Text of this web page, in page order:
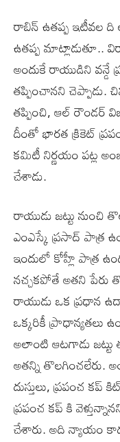
రాబిన్ ఉతప్ప ఇటీవల ది
ఉతప్ప మాట్లాడుతూ..
అందుకే రాయుడిని వన్డే
తప్పించానని చెప్పాడు.
తప్పించి, ఆల్ రౌండర్
దీంతో భారత క్రికెట్
కమిటీ నిర్ణయం పట్ల
చేశాడు.
రాయుడు జట్టు
ఎంఎస్కే ప్రసాద్ పాత్ర
ఇందులో కోహ్లీ పాత్ర
నచ్చకపోతే అతని పేరు
రాయుడు ఒక ప్రధాన
ఒక్కరికీ ప్రాధాన్యతలు
అలాంటి ఆటగాడు జట్టు
అతన్ని తొలగించలేరు.
దుస్తులు, ప్రపంచ
ప్రపంచ కప్ కి
చేశారు. అది న్యాయం